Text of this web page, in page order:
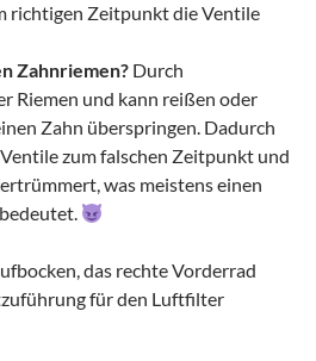
richtigen Zeitpunkt die Ventile
Zahnriemen? Durch
Riemen und kann reißen oder
Zahn überspringen. Dadurch
zum falschen Zeitpunkt und
was meistens einen
das rechte Vorderrad
für den Luftfilter